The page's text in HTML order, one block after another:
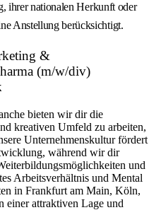
ihrer nationalen Herkunft oder
Anstellung berücksichtigt.
&
(m/w/div)
bieten wir dir die
kreativen Umfeld zu arbeiten,
Unternehmenskultur fördert
während wir dir
und
Arbeitsverhältnis und Mental
in Frankfurt am Main, Köln,
einer attraktiven Lage und